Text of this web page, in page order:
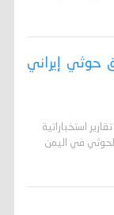
حوثي إيراني
استخباراتية
في اليمن